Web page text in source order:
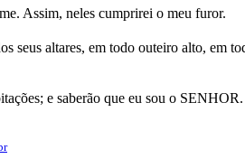
Assim, neles cumprirei o meu furor.
seus altares, em todo outeiro alto, em
e saberão que eu sou o SENHOR.